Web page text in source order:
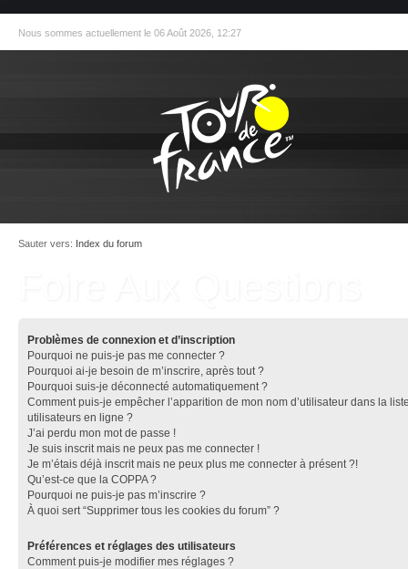
Nous sommes actuellement le 06 Août 2026, 12:27
Sauter vers: Index du forum
Problèmes de connexion et d’inscription
Pourquoi ne puis-je pas me connecter ?
Pourquoi ai-je besoin de m’inscrire, après tout ?
Pourquoi suis-je déconnecté automatiquement ?
Comment puis-je empêcher l’apparition de mon nom d’utilisateur dans la
utilisateurs en ligne ?
J’ai perdu mon mot de passe !
Je suis inscrit mais ne peux pas me connecter !
Je m’étais déjà inscrit mais ne peux plus me connecter à présent ?!
Qu’est-ce que la COPPA ?
Pourquoi ne puis-je pas m’inscrire ?
À quoi sert “Supprimer tous les cookies du forum” ?
Préférences et réglages des utilisateurs
Comment puis-je modifier mes réglages ?